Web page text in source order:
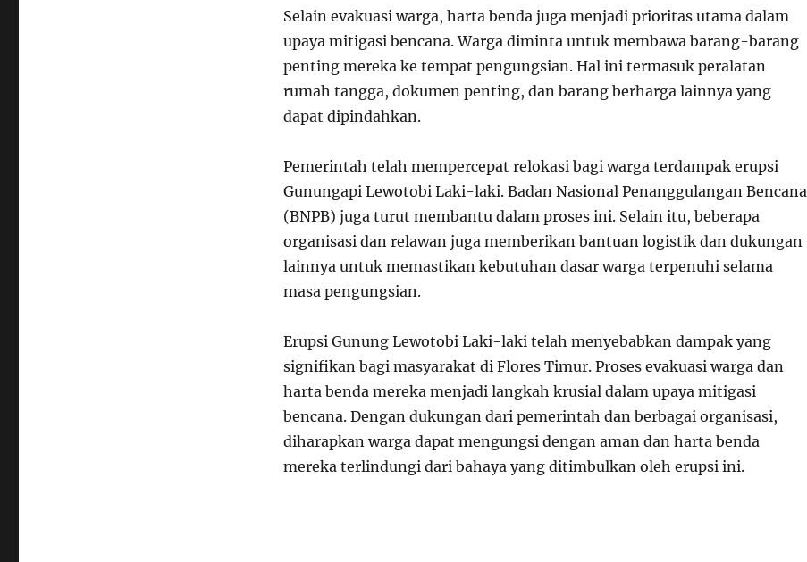
Selain evakuasi warga, harta benda juga menjadi prioritas utama dalam
upaya mitigasi bencana. Warga diminta untuk membawa barang-barang
penting mereka ke tempat pengungsian. Hal ini termasuk peralatan
rumah tangga, dokumen penting, dan barang berharga lainnya yang
dapat dipindahkan.
Pemerintah telah mempercepat relokasi bagi warga terdampak erupsi
Gunungapi Lewotobi Laki-laki. Badan Nasional Penanggulangan Bencana
(BNPB) juga turut membantu dalam proses ini. Selain itu, beberapa
organisasi dan relawan juga memberikan bantuan logistik dan dukungan
lainnya untuk memastikan kebutuhan dasar warga terpenuhi selama
masa pengungsian.
Erupsi Gunung Lewotobi Laki-laki telah menyebabkan dampak yang
signifikan bagi masyarakat di Flores Timur. Proses evakuasi warga dan
harta benda mereka menjadi langkah krusial dalam upaya mitigasi
bencana. Dengan dukungan dari pemerintah dan berbagai organisasi,
diharapkan warga dapat mengungsi dengan aman dan harta benda
mereka terlindungi dari bahaya yang ditimbulkan oleh erupsi ini.